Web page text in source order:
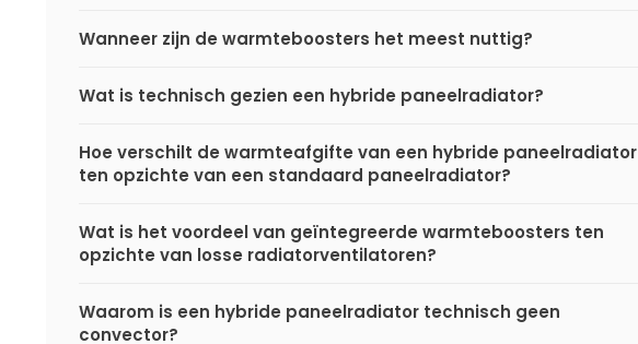
Wanneer zijn de warmteboosters het meest nuttig?
Wat is technisch gezien een hybride paneelradiator?
Hoe verschilt de warmteafgifte van een hybride paneelradiator
ten opzichte van een standaard paneelradiator?
Wat is het voordeel van geïntegreerde warmteboosters ten
opzichte van losse radiatorventilatoren?
Waarom is een hybride paneelradiator technisch geen
convector?